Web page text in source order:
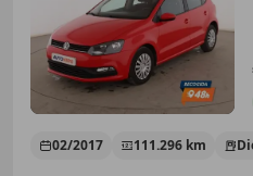
02/2017 111.296 km